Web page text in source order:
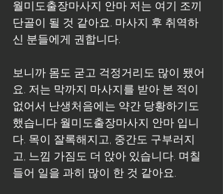
월미도출장마사지 안마 저는 여기 조끼
단골이 될 것 같아요. 마사지 후 취역하
신 분들에게 권합니다.
보니까 몸도 굳고 걱정거리도 많이 됐어
요. 저는 막까지 마사지를 받아 본 적이
없어서 난생처음에는 약간 당황하기도
했습니다 월미도출장마사지 안마 입니
다. 목이 잘록해지고, 중간도 구부러지
고, 느낌 가짐도 더 앉아 있습니다. 며칠
들어 일을 과히 많이 한 것 같아요.